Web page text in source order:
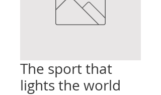
The sport that
lights the world